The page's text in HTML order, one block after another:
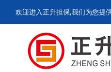
欢迎进入正升担保,我们为您提